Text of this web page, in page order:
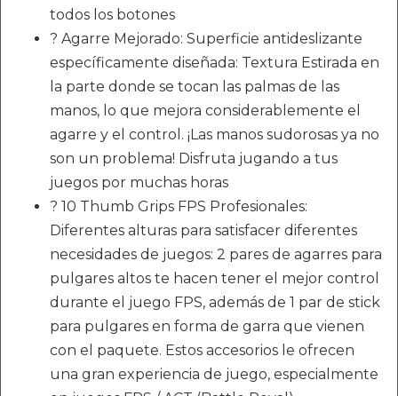
todos los botones
? Agarre Mejorado: Superficie antideslizante
específicamente diseñada: Textura Estirada en
la parte donde se tocan las palmas de las
manos, lo que mejora considerablemente el
agarre y el control. ¡Las manos sudorosas ya no
son un problema! Disfruta jugando a tus
juegos por muchas horas
? 10 Thumb Grips FPS Profesionales:
Diferentes alturas para satisfacer diferentes
necesidades de juegos: 2 pares de agarres para
pulgares altos te hacen tener el mejor control
durante el juego FPS, además de 1 par de stick
para pulgares en forma de garra que vienen
con el paquete. Estos accesorios le ofrecen
una gran experiencia de juego, especialmente